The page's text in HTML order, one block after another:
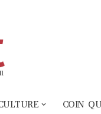
COIN